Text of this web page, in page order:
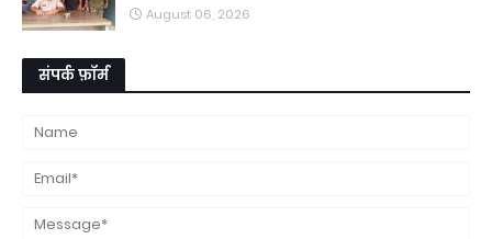
August 06, 2026
संपर्क फ़ॉर्म